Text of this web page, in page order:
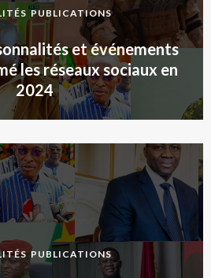
PUBLICATIONS
et événements
les réseaux sociaux en
2024
PUBLICATIONS